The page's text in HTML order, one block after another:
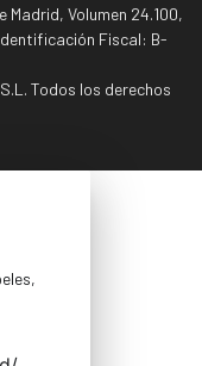
Volumen 24.100,
Fiscal: B-
Todos los derechos